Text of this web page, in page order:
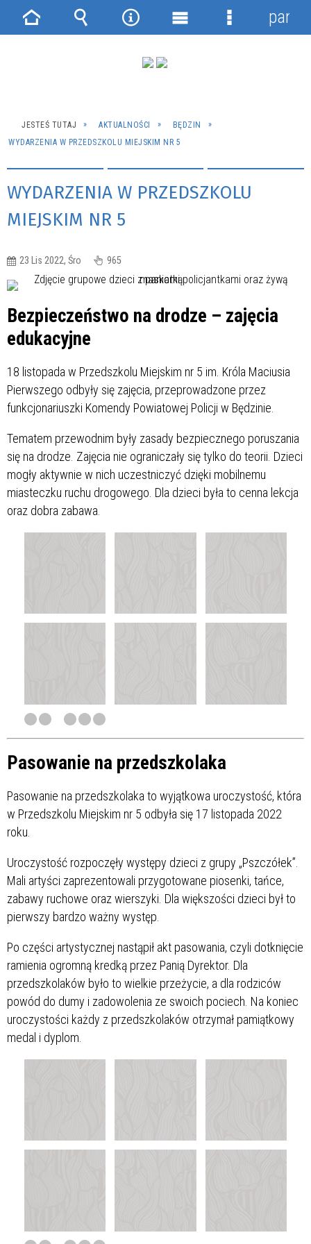
JESTEŚ TUTAJ AKTUALNOŚCI
BĘDZIN
WYDARZENIA W PRZEDSZKOLU MIEJSKIM NR 5
WYDARZENIA W PRZEDSZKOLU
MIEJSKIM NR 5
23 Lis 2022, Śro 965
Bezpieczeństwo na drodze – zajęcia
edukacyjne
18 listopada w Przedszkolu Miejskim nr 5 im. Króla Maciusia
Pierwszego odbyły się zajęcia, przeprowadzone przez
funkcjonariuszki Komendy Powiatowej Policji w Będzinie.
Tematem przewodnim były zasady bezpiecznego poruszania
się na drodze. Zajęcia nie ograniczały się tylko do teorii. Dzieci
mogły aktywnie w nich uczestniczyć dzięki mobilnemu
miasteczku ruchu drogowego. Dla dzieci była to cenna lekcja
oraz dobra zabawa.
Pasowanie na przedszkolaka
Pasowanie na przedszkolaka to wyjątkowa uroczystość, która
w Przedszkolu Miejskim nr 5 odbyła się 17 listopada 2022
roku.
Uroczystość rozpoczęły występy dzieci z grupy „Pszczółek”.
Mali artyści zaprezentowali przygotowane piosenki, tańce,
zabawy ruchowe oraz wierszyki. Dla większości dzieci był to
pierwszy bardzo ważny występ.
Po części artystycznej nastąpił akt pasowania, czyli dotknięcie
ramienia ogromną kredką przez Panią Dyrektor. Dla
przedszkolaków było to wielkie przeżycie, a dla rodziców
powód do dumy i zadowolenia ze swoich pociech. Na koniec
uroczystości każdy z przedszkolaków otrzymał pamiątkowy
medal i dyplom.
Strona Wyszukiwarka
NarzędziaMenu
Menu
panel